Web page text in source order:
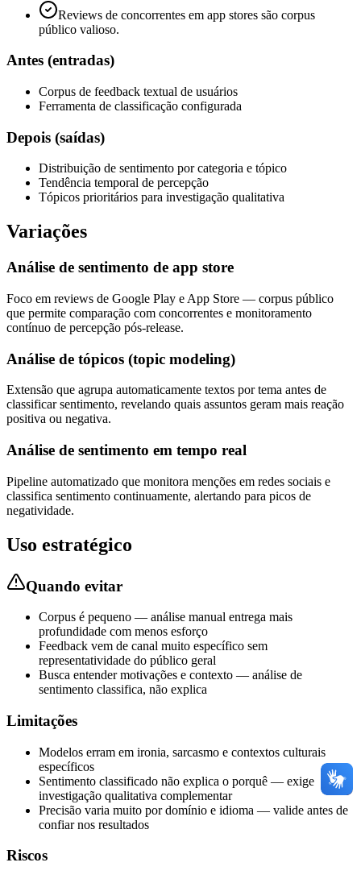
Reviews de concorrentes em app stores são corpus
público valioso.
Antes (entradas)
Corpus de feedback textual de usuários
Ferramenta de classificação configurada
Depois (saídas)
Distribuição de sentimento por categoria e tópico
Tendência temporal de percepção
Tópicos prioritários para investigação qualitativa
Variações
Análise de sentimento de app store
Foco em reviews de Google Play e App Store — corpus público
que permite comparação com concorrentes e monitoramento
contínuo de percepção pós-release.
Análise de tópicos (topic modeling)
Extensão que agrupa automaticamente textos por tema antes de
classificar sentimento, revelando quais assuntos geram mais reação
positiva ou negativa.
Análise de sentimento em tempo real
Pipeline automatizado que monitora menções em redes sociais e
classifica sentimento continuamente, alertando para picos de
negatividade.
Uso estratégico
Quando evitar
Corpus é pequeno — análise manual entrega mais
profundidade com menos esforço
Feedback vem de canal muito específico sem
representatividade do público geral
Busca entender motivações e contexto — análise de
sentimento classifica, não explica
Limitações
Modelos erram em ironia, sarcasmo e contextos culturais
específicos
Sentimento classificado não explica o porquê — exige
investigação qualitativa complementar
Precisão varia muito por domínio e idioma — valide antes de
confiar nos resultados
Riscos